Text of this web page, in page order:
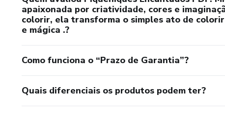
apaixonada por criatividade, cores e
colorir, ela transforma o simples ato de
e mágica .?
Como funciona o “Prazo de Garantia”?
Quais diferenciais os produtos podem ter?